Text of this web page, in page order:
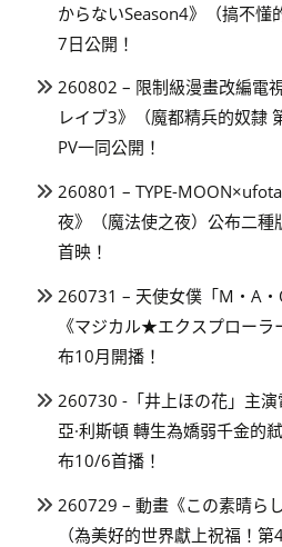
からないSeason4》（搞不懂
7日公開！
260802 – 限制級漫畫改編電
レイブ3》（魔都精兵的奴隸
PV一同公開！
260801 – TYPE-
夜》（魔法使之夜）公布二
首映！
260731 – 天使女僕「M・A
《マジカル★エクスプロー
布10月開播！
260730 -「井上ほの花」主
亞·利斯頓 轉生為嬌弱千金的
布10/6首播！
260729 – 動畫《この素晴ら
（為美好的世界獻上祝福！